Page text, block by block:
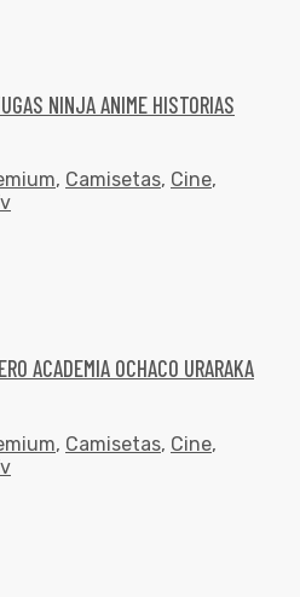
NINJA ANIME HISTORIAS
, Camisetas, Cine,
ACADEMIA OCHACO URARAKA
, Camisetas, Cine,